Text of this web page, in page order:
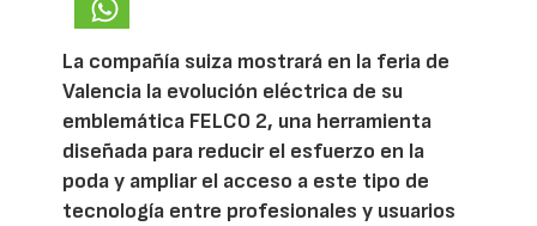
La compañía suiza mostrará en la feria de
Valencia la evolución eléctrica de su
emblemática FELCO 2, una herramienta
diseñada para reducir el esfuerzo en la
poda y ampliar el acceso a este tipo de
tecnología entre profesionales y usuarios